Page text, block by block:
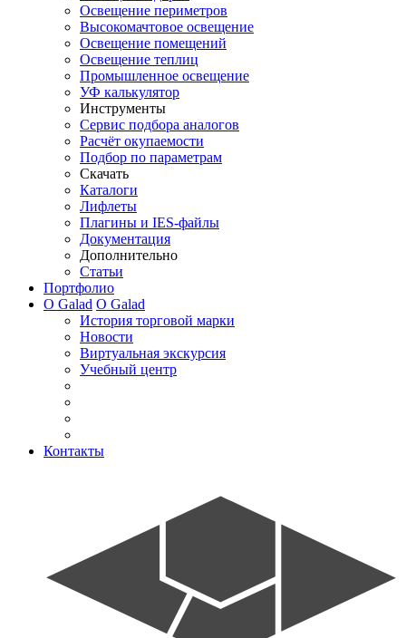
Освещение периметров
Высокомачтовое освещение
Освещение помещений
Освещение теплиц
Промышленное освещение
УФ калькулятор
Инструменты
Сервис подбора аналогов
Расчёт окупаемости
Подбор по параметрам
Скачать
Каталоги
Лифлеты
Плагины и IES-файлы
Документация
Дополнительно
Статьи
Портфолио
О Galad О Galad
История торговой марки
Новости
Виртуальная экскурсия
Учебный центр
Контакты